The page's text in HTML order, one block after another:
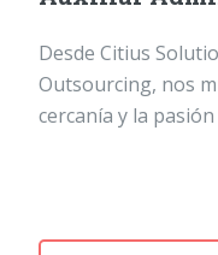
Desde Citius
Outsourcing, nos
cercanía y la